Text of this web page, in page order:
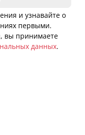
и узнавайте о
первыми.
вы принимаете
данных.